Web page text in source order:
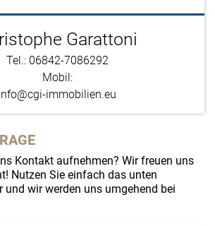
Garattoni
Tel.: 06842-7086292
Mobil:
immobilien.eu
Kontakt aufnehmen? Wir freuen uns
Nutzen Sie einfach das unten
und wir werden uns umgehend bei